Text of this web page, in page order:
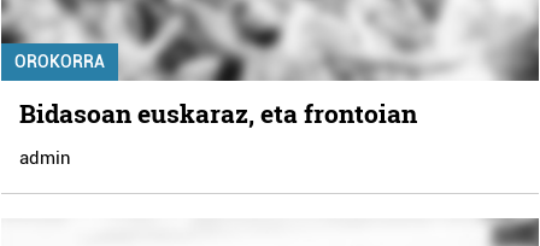
OROKORRA
Bidasoan euskaraz, eta frontoian
admin